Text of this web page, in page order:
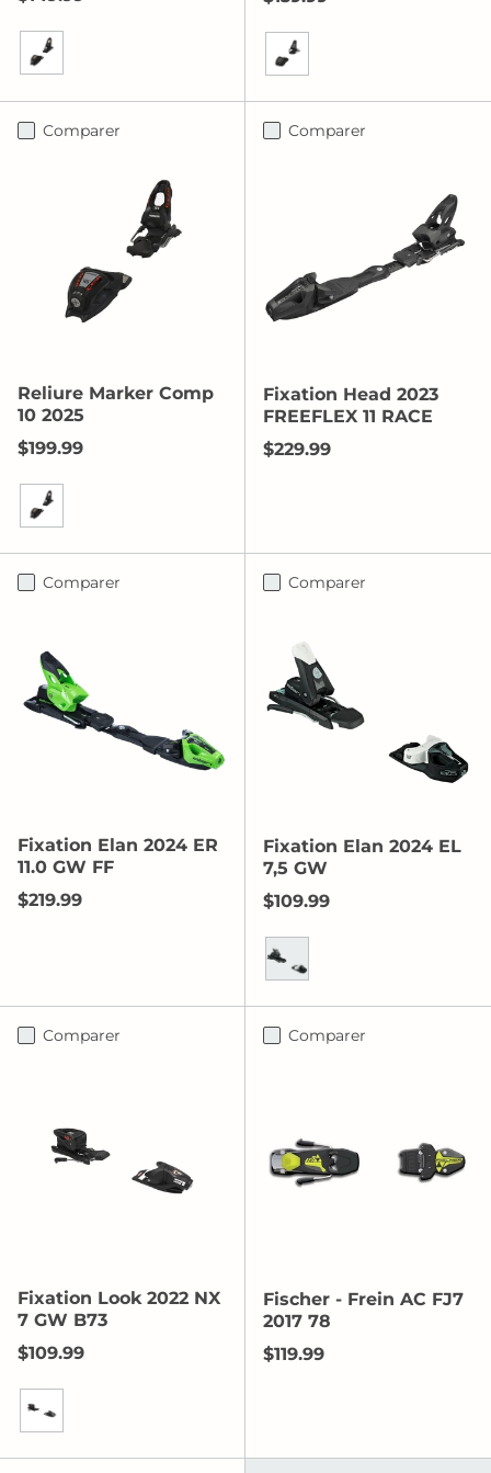
Comparer
Reliure Marker Comp
10 2025
Prix habituel
$199.99
Comparer
Fixation Head 2023
FREEFLEX 11 RACE
Prix habituel
$229.99
Comparer
Fixation Elan 2024 ER
11.0 GW FF
Prix habituel
$219.99
Comparer
Fixation Elan 2024 EL
7,5 GW
Prix habituel
$109.99
Comparer
Fixation Look 2022 NX
7 GW B73
Prix habituel
$109.99
Comparer
Fischer - Frein AC FJ7
2017 78
Prix habituel
$119.99